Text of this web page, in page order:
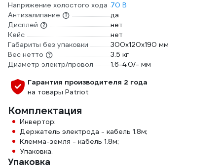
Напряжение холостого хода 70 В
Антизалипание
да
Дисплей
нет
Кейс
нет
Габариты без упаковки
300х120х190 мм
Вес нетто
3.5 кг
Диаметр электр/провол
1.6-4.0/- мм
Гарантия производителя 2 года
на товары Patriot
Комплектация
Инвертор;
Держатель электрода - кабель 1.8м;
Клемма-земля - кабель 1.8м;
Упаковка.
Упаковка